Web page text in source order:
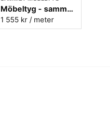
Möbeltyg - sammet grön - Noblesse nr.13
1 555 kr / meter